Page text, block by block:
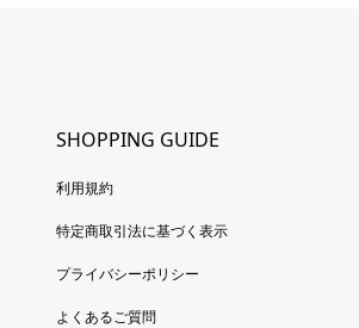
SHOPPING GUIDE
利用規約
特定商取引法に基づく表示
プライバシーポリシー
よくあるご質問